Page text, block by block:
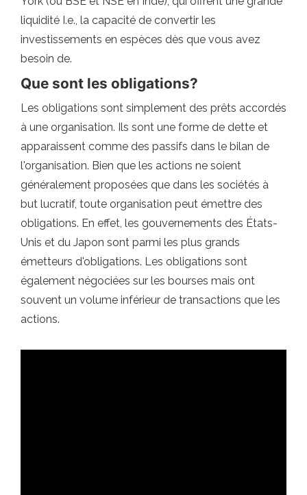
liquidité I.e., la capacité de convertir les
investissements en espèces dès que vous avez
besoin de.
Que sont les obligations?
Les obligations sont simplement des prêts accordés
à une organisation. Ils sont une forme de dette et
apparaissent comme des passifs dans le bilan de
l'organisation. Bien que les actions ne soient
généralement proposées que dans les sociétés à
but lucratif, toute organisation peut émettre des
obligations. En effet, les gouvernements des États-
Unis et du Japon sont parmi les plus grands
émetteurs d'obligations. Les obligations sont
également négociées sur les bourses mais ont
souvent un volume inférieur de transactions que les
actions.